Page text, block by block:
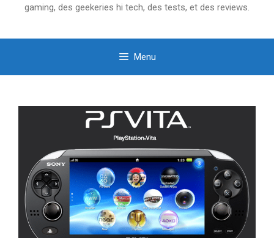
gaming, des geekeries hi tech, des tests, et des reviews.
Menu